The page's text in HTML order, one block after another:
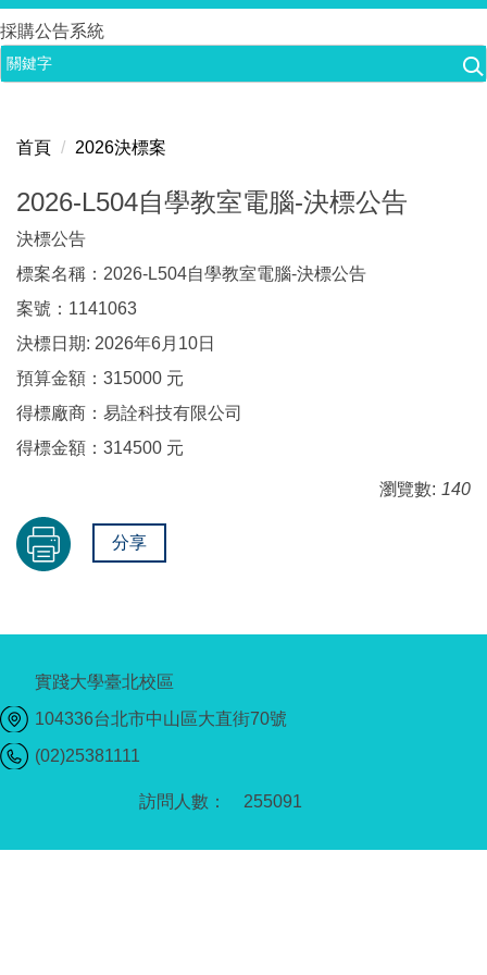
跳
到
主
容
採購公告系統
首頁 2026決標案
2026-L504自學教室電腦-決標公告
決標公告
標案名稱：2026-L504自學教室電腦-決標公告
案號：1141063
決標日期: 2026年6月10日
預算金額：315000 元
得標廠商：易詮科技有限公司
得標金額：314500 元
瀏覽數: 140
分享
255091
實踐大學臺北校區
104336台北市中山區大直街70號
(02)25381111